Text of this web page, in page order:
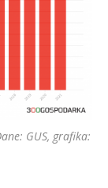
GUS, grafika: